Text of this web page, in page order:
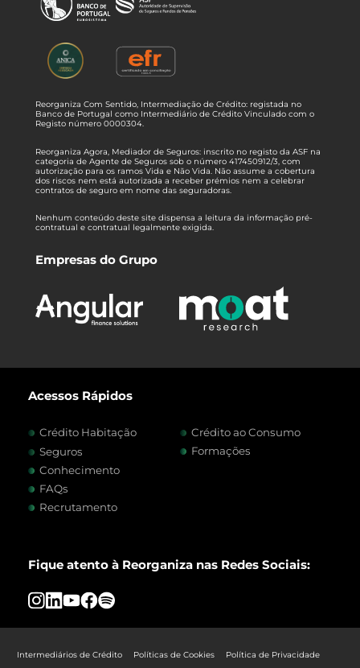
Reorganiza Com Sentido, Intermediação de Crédito: registada no
Banco de Portugal como Intermediário de Crédito Vinculado com o
Registo número 0000304.
Reorganiza Agora, Mediador de Seguros: inscrito no registo da ASF na
categoria de Agente de Seguros sob o número 417450912/3, com
autorização para os ramos Vida e Não Vida. Não assume a cobertura
dos riscos nem está autorizada a receber prémios nem a celebrar
contratos de seguro em nome das seguradoras.
Nenhum conteúdo deste site dispensa a leitura da informação pré-
contratual e contratual legalmente exigida.
Empresas do Grupo
Acessos Rápidos
Crédito Habitação
Crédito ao Consumo
Seguros
Formações
Conhecimento
FAQs
Recrutamento
Fique atento à Reorganiza nas Redes Sociais:
Intermediários de Crédito Políticas de Cookies Política de Privacidade